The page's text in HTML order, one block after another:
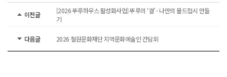
이전글
[2026 뚜루하우스 활성화사업] 뚜루의 ‘결’ - 나만의 몰드접시 만들
기
다음글 2026 철원문화재단 지역문화예술인 간담회